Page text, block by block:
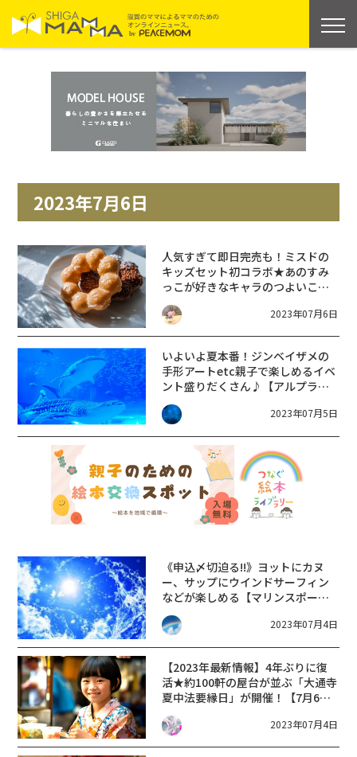
2023年7月6日
人気すぎて即日完売も！ミスドの
キッズセット初コラボ★あのすみ
っこが好きなキャラのつよいこグ
ラスが登場
2023年07月6日
いよいよ夏本番！ジンベイザメの
手形アートetc親子で楽しめるイベ
ント盛りだくさん♪【アルプラザ
水口】2023年7月
2023年07月5日
《申込〆切迫る!!》ヨットにカヌ
ー、サップにウインドサーフィン
などが楽しめる【マリンスポーツ
フェスティバル2023】が開催！
2023年07月4日
【2023年最新情報】4年ぶりに復
活★約100軒の屋台が並ぶ「大通寺
夏中法要縁日」が開催！【7月6
日〜9日】
2023年07月4日